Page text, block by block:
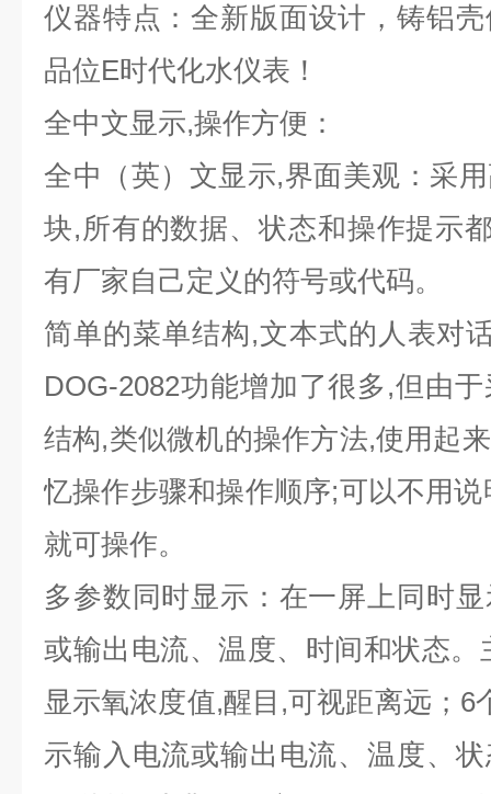
仪器特点：全新版面设计，铸铝
品位E时代化水仪表！
全中文显示,操作方便：
全中（英）文显示,界面美观：采
块,所有的数据、状态和操作提示
有厂家自己定义的符号或代码。
简单的菜单结构,文本式的人表对
DOG-2082功能增加了很多,但由
结构,类似微机的操作方法,使用起
忆操作步骤和操作顺序;可以不用说
就可操作。
多参数同时显示：在一屏上同时
或输出电流、温度、时间和状态。
显示氧浓度值,醒目 ,可视距离远； 6
示输入电流或输出电流、温度、